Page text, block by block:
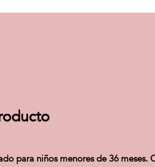
para niños menores de 36 meses.